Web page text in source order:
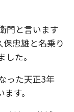
門と言います
忠雄と名乗り
た。
った天正3年
す。